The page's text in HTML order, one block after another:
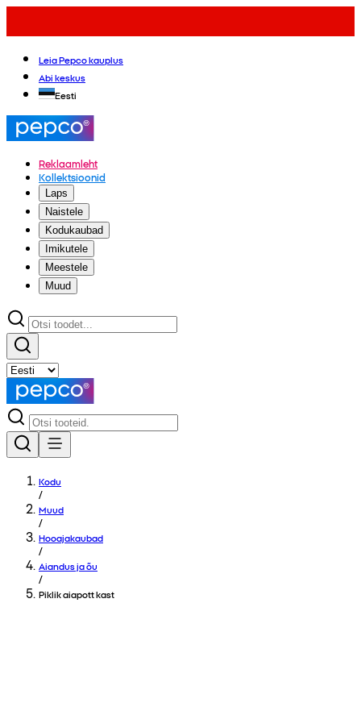
Leia Pepco kauplus
Abi keskus
Eesti
Reklaamleht
Kollektsioonid
Laps
Naistele
Kodukaubad
Imikutele
Meestele
Muud
Kodu
/
Muud
/
Hooajakaubad
/
Aiandus ja õu
/
Piklik aiapott kast